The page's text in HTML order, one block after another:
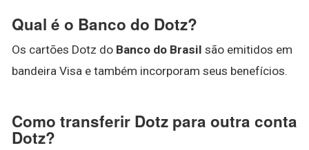
Qual é o Banco do Dotz?
Os cartões Dotz do Banco do Brasil são emitidos em
bandeira Visa e também incorporam seus benefícios.
Como transferir Dotz para outra conta
Dotz?